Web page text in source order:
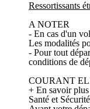
Ressortissants
A NOTER
- En cas d'un
Les modalités
- Pour tout
conditions de
COURANT
+ En savoir plus
Santé et Sécurité